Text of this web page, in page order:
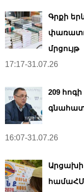
Գրքի
մրցույթ
17:17-31.07.26
209
16:07-31.07.26
Արցախի